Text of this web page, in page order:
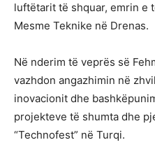
luftëtarit të shquar, emrin e
Mesme Teknike në Drenas.
Në nderim të veprës së
vazhdon angazhimin në
inovacionit dhe
projekteve të shumta dhe
“Technofest” në Turqi.